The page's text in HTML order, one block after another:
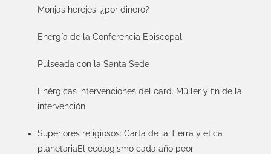
Monjas herejes: ¿por dinero?
Energía de la Conferencia Episcopal
Pulseada con la Santa Sede
Enérgicas intervenciones del card. Müller y fin de la
intervención
Superiores religiosos: Carta de la Tierra y ética
planetariaEl ecologismo cada año peor